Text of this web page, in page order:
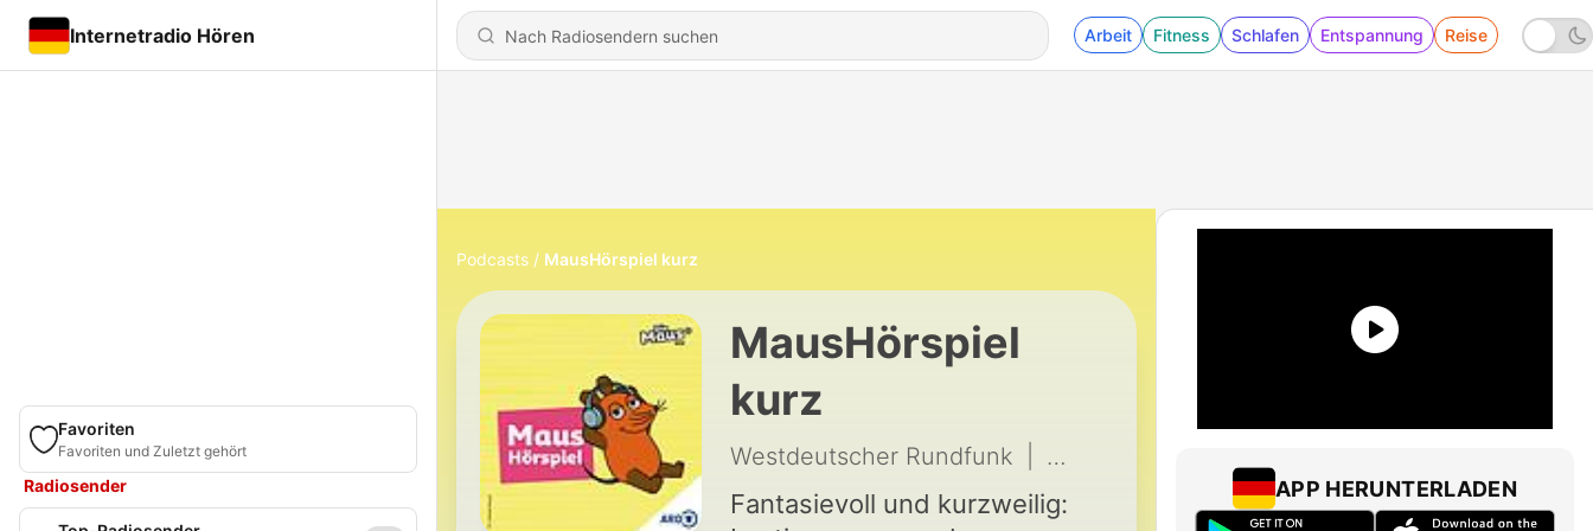
Internetradio Hören Arbeit Fitness Schlafen Entspannung Reise
Favoriten
Favoriten und Zuletzt gehört
Radiosender
Podcasts MausHörspiel kurz
MausHörspiel
kurz
Westdeutscher Rundfunk 983 - Detektei Cleo Fischer - Deepfake in
Fantasievoll und kurzweilig:
APP HERUNTERLADEN